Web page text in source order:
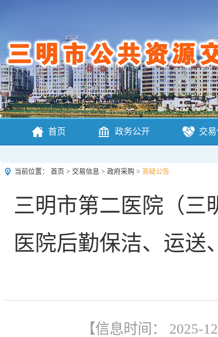
首页 政务公开 交
当前位置： 首页 > 交易信息 > 政府采购 > 答疑公告
三明市第二医院（三
医院后勤保洁、运送
【信息时间： 2025-